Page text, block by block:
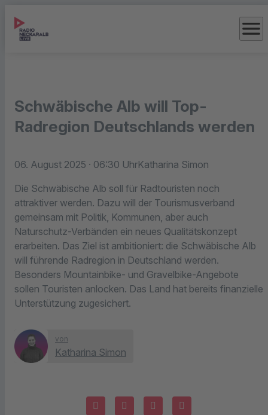
menu
Schwäbische Alb will Top-
Radregion Deutschlands werden
06. August 2025 · 06:30 UhrKatharina Simon
Die Schwäbische Alb soll für Radtouristen noch
attraktiver werden. Dazu will der Tourismusverband
gemeinsam mit Politik, Kommunen, aber auch
Naturschutz-Verbänden ein neues Qualitätskonzept
erarbeiten. Das Ziel ist ambitioniert: die Schwäbische Alb
will führende Radregion in Deutschland werden.
Besonders Mountainbike- und Gravelbike-Angebote
sollen Touristen anlocken. Das Land hat bereits finanzielle
Unterstützung zugesichert.
von
Katharina Simon